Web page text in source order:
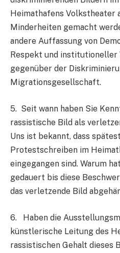
Heimathafens Volkstheater
Minderheiten gemacht
andere Auffassung von
Respekt und
gegenüber der
Migrationsgesellschaft.
5. Seit wann haben Sie
rassistische Bild als
Uns ist bekannt, dass
Protestschreiben im
eingegangen sind. Warum
gedauert bis diese
das verletzende Bild
6. Haben die
künstlerische Leitung des
rassistischen Gehalt dieses